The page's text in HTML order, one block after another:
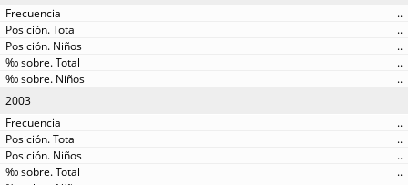
..
..
..
..
..
2003
..
..
..
..